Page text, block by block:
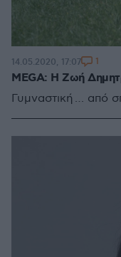
MEGA: Η Ζωή
Γυμναστική … από
14.05.2020, 17:07 1